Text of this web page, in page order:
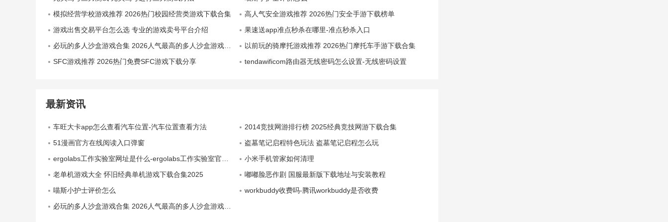
模拟经营学校游戏推荐 2026热门校园经营类游戏下载合集
高人气安全游戏推荐 2026热门安全手游下载榜单
游戏出售交易平台怎么选 专业的游戏卖号平台介绍
果速送app准点秒杀在哪里-准点秒杀入口
必玩的多人沙盒游戏合集 2026人气最高的多人沙盒游戏推荐
以前玩的骑摩托游戏推荐 2026热门摩托车手游下载合集
SFC游戏推荐 2026热门免费SFC游戏下载分享
tendawificom路由器无线密码怎么设置-无线密码设置
最新资讯
车旺大卡app怎么查看汽车位置-汽车位置查看方法
2014竞技网游排行榜 2025经典竞技网游下载合集
51漫画官方在线阅读入口弹窗
盗墓笔记启程特色玩法 盗墓笔记启程怎么玩
ergolabs工作实验室网址是什么-ergolabs工作实验室官网入口
小米手机管家如何清理
老单机游戏大全 怀旧经典单机游戏下载合集2025
嘟嘟脸恶作剧 国服最新版下载地址与安装教程
喵斯小护士评价怎么
workbuddy收费吗-腾讯workbuddy是否收费
必玩的多人沙盒游戏合集 2026人气最高的多人沙盒游戏推荐